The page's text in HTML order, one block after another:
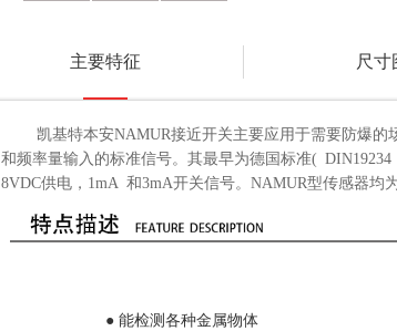
主要特征 尺寸
凯基特本安NAMUR接近开关主要应用于需要防爆的
和频率量输入的标准信号。其最早为德国标准(
8VDC供电，1mA 和3mA开关信号。NAMUR型传感器均
● 能检测各种金属物体